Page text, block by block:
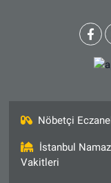
Nöbetçi
İstanbul Namaz
Vakitleri